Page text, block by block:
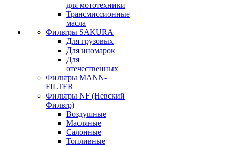
для мототехники
Трансмиссионные
масла
Фильтры SAKURA
Для грузовых
Для иномарок
Для
отечественных
Фильтры MANN-
FILTER
Фильтры NF (Невский
Фильтр)
Воздушные
Масляные
Салонные
Топливные